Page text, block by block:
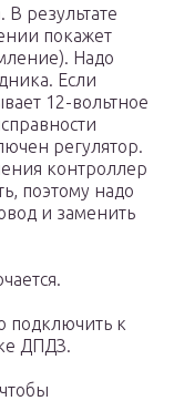
результате
покажет
Надо
Если
12-вольтное
регулятор.
контроллер
поэтому надо
и заменить
подключить к
ДПДЗ.